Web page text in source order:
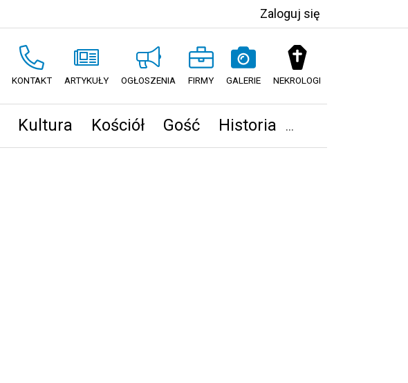
Zaloguj się
KONTAKT ARTYKUŁY OGŁOSZENIA FIRMY GALERIE NEKROLOGI
Kultura Kościół Gość Historia